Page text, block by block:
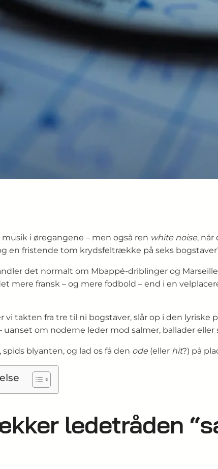
i øregangene – men også ren white noise, når
en fristende tom krydsfeltrække på seks
det normalt om Mbappé-driblinger og
mere fransk – og mere fodbold – end i en
vi takten fra tre til ni bogstaver, slår op i den
om noderne leder mod salmer, ballader eller
blyanten, og lad os få den ode (eller hit?) på
ledetråden